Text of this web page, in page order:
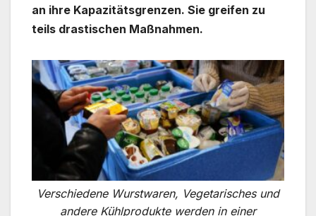
an ihre Kapazitätsgrenzen. Sie greifen zu
teils drastischen Maßnahmen.
Verschiedene Wurstwaren, Vegetarisches und
andere Kühlprodukte werden in einer